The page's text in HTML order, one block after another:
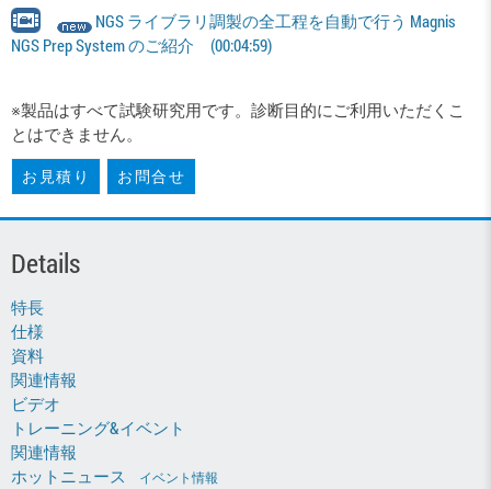
NGS ライブラリ調製の全工程を自動で行う Magnis
NGS Prep System のご紹介 (00:04:59)
※製品はすべて試験研究用です。診断目的にご利用いただくこ
とはできません。
お見積り お問合せ
Details
特長
仕様
資料
関連情報
ビデオ
トレーニング&イベント
関連情報
ホットニュース
イベント情報